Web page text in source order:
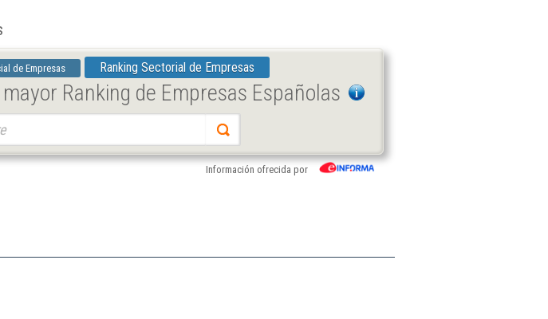
de Empresas Ranking Sectorial de Empresas
Ranking de Empresas Españolas
Información ofrecida por